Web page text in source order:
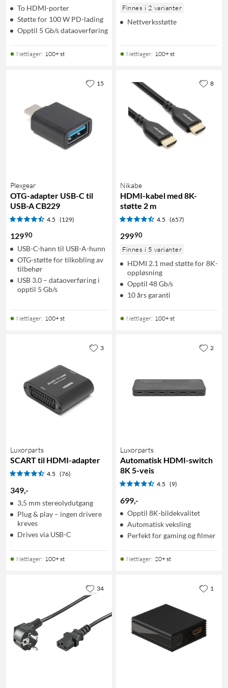
To HDMI-porter
Støtte for 100 W PD-lading
Opptil 5 Gb/s dataoverføring
Nettlager: 100+ st
Finnes i 2 varianter
Nettverksstøtte
Nettlager: 100+ st
Plexgear
OTG-adapter USB-C til
USB-A CB229
4.5 (129)
12990
USB-C-hann til USB-A-hunn
OTG-støtte for tilkobling av
tilbehør
USB 3.0 – dataoverføring i
opptil 5 Gb/s
Nettlager: 100+ st
15
Nikabe
HDMI-kabel med 8K-
støtte 2 m
4.5 (657)
29990
Finnes i 5 varianter
HDMI 2.1 med støtte for 8K-
oppløsning
Opptil 48 Gb/s
10 års garanti
Nettlager: 100+ st
8
Luxorparts
SCART til HDMI-adapter
4.5 (76)
349,-
3,5 mm stereolydutgang
Plug & play – ingen drivere
kreves
Drives via USB-C
Nettlager: 100+ st
3
Luxorparts
Automatisk HDMI-switch
8K 5-veis
4.5 (9)
699,-
Opptil 8K-bildekvalitet
Automatisk veksling
Perfekt for gaming og filmer
Nettlager: 20+ st
2
34 1